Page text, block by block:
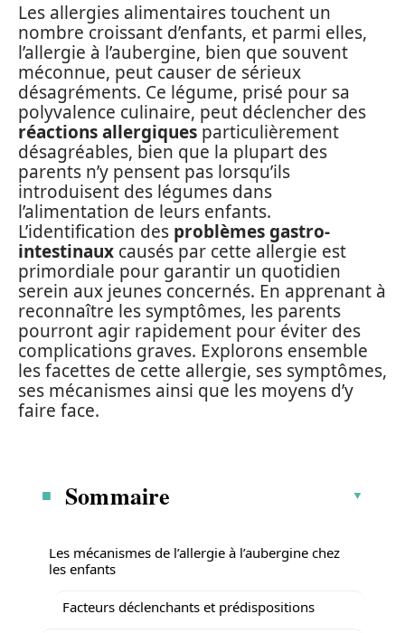
Les allergies alimentaires touchent un
nombre croissant d’enfants, et parmi elles,
l’allergie à l’aubergine, bien que souvent
méconnue, peut causer de sérieux
désagréments. Ce légume, prisé pour sa
polyvalence culinaire, peut déclencher des
réactions allergiques particulièrement
désagréables, bien que la plupart des
parents n’y pensent pas lorsqu’ils
introduisent des légumes dans
l’alimentation de leurs enfants.
L’identification des problèmes gastro-
intestinaux causés par cette allergie est
primordiale pour garantir un quotidien
serein aux jeunes concernés. En apprenant à
reconnaître les symptômes, les parents
pourront agir rapidement pour éviter des
complications graves. Explorons ensemble
les facettes de cette allergie, ses symptômes,
ses mécanismes ainsi que les moyens d’y
faire face.
Sommaire
Les mécanismes de l’allergie à l’aubergine chez
les enfants
Facteurs déclenchants et prédispositions